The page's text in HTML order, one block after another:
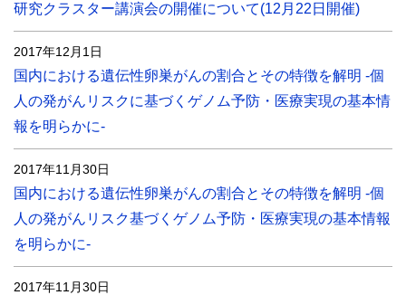
研究クラスター講演会の開催について(12月22日開催)
2017年12月1日
国内における遺伝性卵巣がんの割合とその特徴を解明 -個
人の発がんリスクに基づくゲノム予防・医療実現の基本情
報を明らかに-
2017年11月30日
国内における遺伝性卵巣がんの割合とその特徴を解明 -個
人の発がんリスク基づくゲノム予防・医療実現の基本情報
を明らかに-
2017年11月30日